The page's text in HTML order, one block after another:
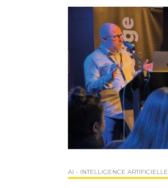
AI - INTELLIGENCE ARTIFICIELLE